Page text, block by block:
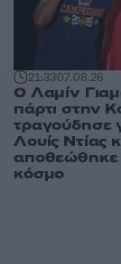
21:3307.08.26
Ο Λαμίν
πάρτι στην
τραγούδησε
Λουίς Ντίας
αποθεώθηκε
κόσμο